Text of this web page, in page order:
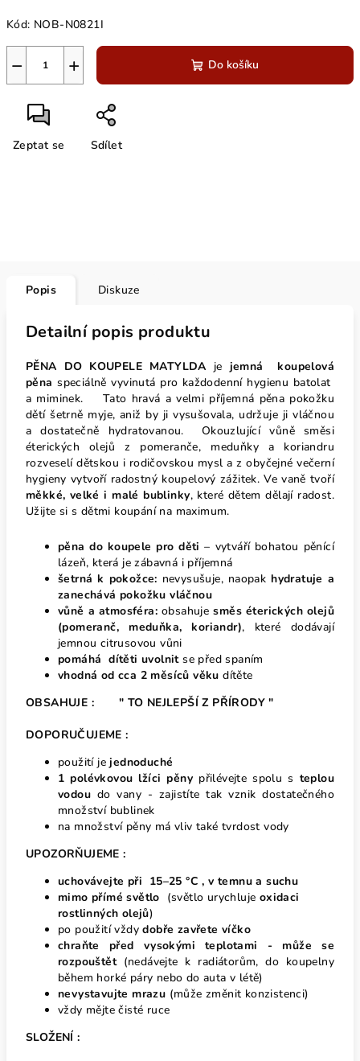
cena:
Kód: NOB-N0821I
+
− Do košíku
Zeptat se Sdílet
Popis Diskuze
Detailní popis produktu
PĚNA DO KOUPELE MATYLDA je jemná koupelová
pěna speciálně vyvinutá pro každodenní hygienu batolat
a miminek. Tato hravá a velmi příjemná pěna pokožku
dětí šetrně myje, aniž by ji vysušovala, udržuje ji vláčnou
a dostatečně hydratovanou. Okouzlující vůně směsi
éterických olejů z pomeranče, meduňky a koriandru
rozveselí dětskou i rodičovskou mysl a z obyčejné večerní
hygieny vytvoří radostný koupelový zážitek. Ve vaně tvoří
měkké, velké i malé bublinky, které dětem dělají radost.
Užijte si s dětmi koupání na maximum.
pěna do koupele pro děti – vytváří bohatou pěnící
lázeň, která je zábavná i příjemná
šetrná k pokožce: nevysušuje, naopak hydratuje a
zanechává pokožku vláčnou
vůně a atmosféra: obsahujesměs éterických olejů
(pomeranč, meduňka, koriandr), které dodávají
jemnou citrusovou vůni
pomáhá dítěti uvolnitse před spaním
vhodná od cca 2 měsíců věku dítěte
OBSAHUJE : " TO NEJLEPŠÍ Z PŘÍRODY "
DOPORUČUJEME :
použití jejednoduché
1 polévkovou lžíci pěny přilévejte spolu s teplou
vodou do vany - zajistíte tak vznik dostatečného
množství bublinek
na množství pěny má vliv také tvrdost vody
UPOZORŇUJEME :
uchovávejte při 15–25 °C , v temnu a suchu
mimo přímé světlo (světlo urychluje oxidaci
rostlinných olejů)
po použití vždy dobře zavřete víčko
chraňte před vysokými teplotami - může se
rozpouštět(nedávejte k radiátorům, do koupelny
během horké páry nebo do auta v létě)
nevystavujte mrazu (může změnit konzistenci)
vždy mějte čisté ruce
SLOŽENÍ :